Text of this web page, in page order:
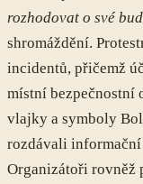
rozhodovat o své
shromáždění.
incidentů, přičemž
místní bezpečnostní
vlajky a symboly
rozdávali
Organizátoři rovněž